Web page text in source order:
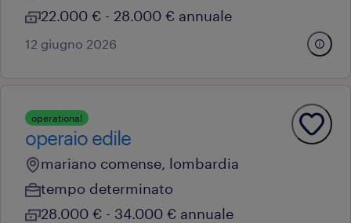
22.000 € - 28.000 € annuale
12 giugno 2026
operational
operaio edile
mariano comense, lombardia
tempo determinato
28.000 € - 34.000 € annuale